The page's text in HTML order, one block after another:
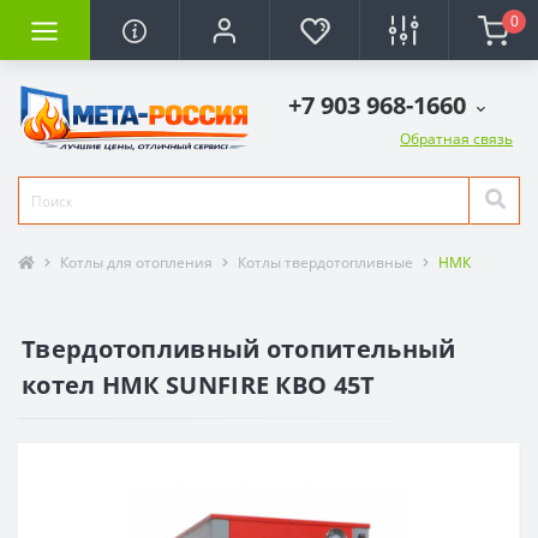
0
+7 903 968-1660
Обратная связь
Котлы для отопления Котлы твердотопливные НМК
Твердотопливный отопительный
котел НМК SUNFIRE КВО 45Т